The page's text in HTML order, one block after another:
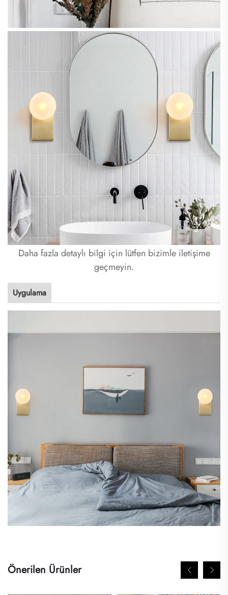
Daha fazla detaylı bilgi için lütfen bizimle iletişime
geçmeyin.
Uygulama
Önerilen Ürünler